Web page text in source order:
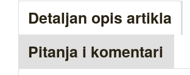
Detaljan opis artikla
Pitanja i komentari